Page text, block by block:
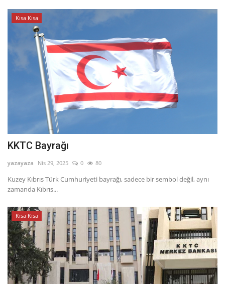
Kısa Kısa
KKTC Bayrağı
yazayaza Nis 29, 2025 0 80
Kuzey Kıbrıs Türk Cumhuriyeti bayrağı, sadece bir sembol değil, aynı
zamanda Kıbrıs...
Kısa Kısa